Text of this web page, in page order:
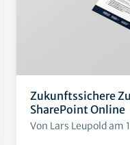
Zukunftssichere
SharePoint Online
Von Lars Leupold am